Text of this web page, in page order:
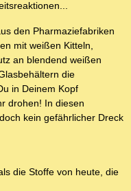
den Pharmaziefabriken
mit weißen Kitteln,
an blendend weißen
die
in Deinem Kopf
drohen! In diesen
kein gefährlicher Dreck
die Stoffe von heute, die